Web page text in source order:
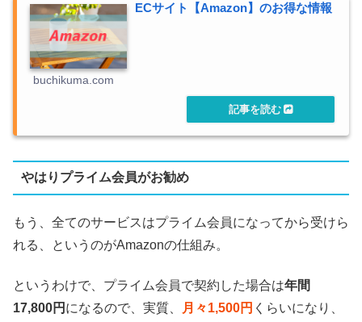
ECサイト【Amazon】のお得な情報
buchikuma.com
やはりプライム会員がお勧め
もう、全てのサービスはプライム会員になってから受けら
れる、というのがAmazonの仕組み。
というわけで、プライム会員で契約した場合は年間
17,800円 になるので、実質、 月々1,500円 くらいになり、